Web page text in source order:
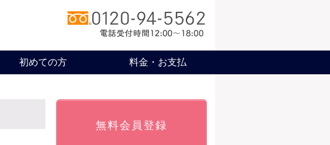
初めての方 料金・お支払
無料会員登録